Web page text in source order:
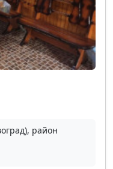
район